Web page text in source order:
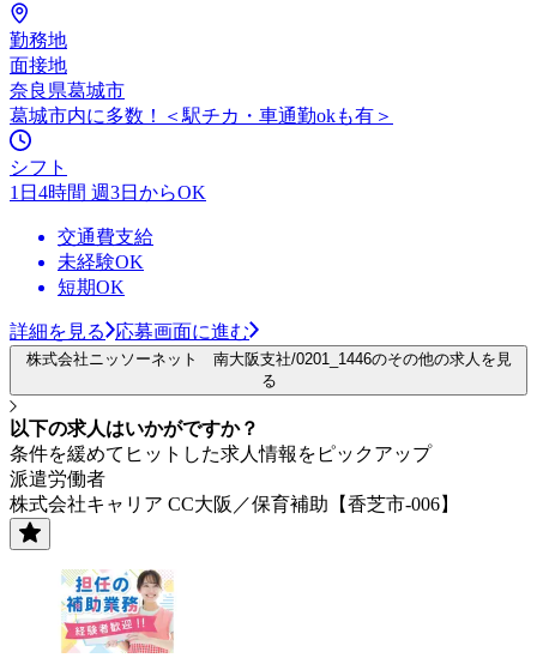
勤務地
面接地
奈良県葛城市
葛城市内に多数！＜駅チカ・車通勤okも有＞
シフト
1日4時間 週3日からOK
交通費支給
未経験OK
短期OK
詳細を見る 応募画面に進む
株式会社ニッソーネット 南大阪支社/0201_1446のその他の求人を見
る
以下の求人はいかがですか？
条件を緩めてヒットした求人情報をピックアップ
派遣労働者
株式会社キャリア CC大阪／保育補助【香芝市-006】